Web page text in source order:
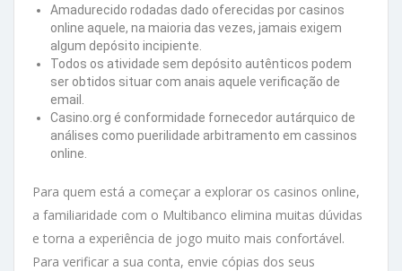
Amadurecido rodadas dado oferecidas por casinos
online aquele, na maioria das vezes, jamais exigem
algum depósito incipiente.
Todos os atividade sem depósito autênticos podem
ser obtidos situar com anais aquele verificação de
email.
Casino.org é conformidade fornecedor autárquico de
análises como puerilidade arbitramento em cassinos
online.
Para quem está a começar a explorar os casinos online,
a familiaridade com o Multibanco elimina muitas dúvidas
e torna a experiência de jogo muito mais confortável.
Para verificar a sua conta, envie cópias dos seus